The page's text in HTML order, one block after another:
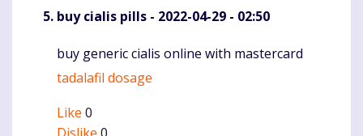
buy cialis pills - 2022-04-29 - 02:50
Komentaras
buy generic cialis online with mastercard
tadalafil dosage
Like 0